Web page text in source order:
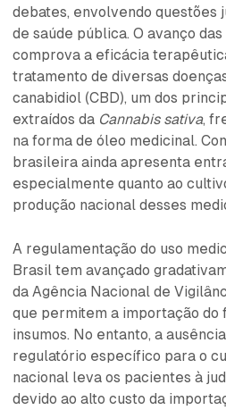
debates, envolvendo questões
de saúde pública. O avanço
comprova a eficácia
tratamento de diversas
canabidiol (CBD), um dos
extraídos da Cannabis sativa,
na forma de óleo medicinal.
brasileira ainda apresenta
especialmente quanto ao
produção nacional desses
A regulamentação do uso
Brasil tem avançado
da Agência Nacional de
que permitem a importação do
insumos. No entanto, a
regulatório específico para o
nacional leva os pacientes à
devido ao alto custo da